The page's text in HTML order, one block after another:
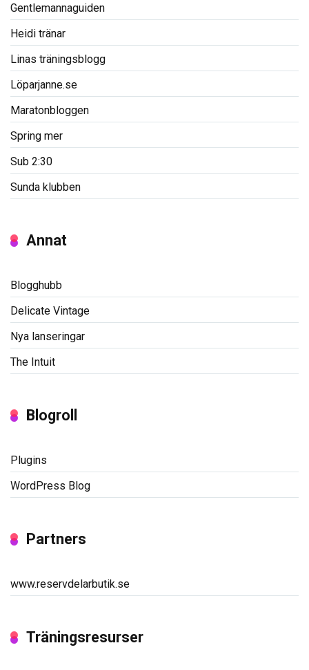
Gentlemannaguiden
Heidi tränar
Linas träningsblogg
Löparjanne.se
Maratonbloggen
Spring mer
Sub 2:30
Sunda klubben
Annat
Blogghubb
Delicate Vintage
Nya lanseringar
The Intuit
Blogroll
Plugins
WordPress Blog
Partners
www.reservdelarbutik.se
Träningsresurser